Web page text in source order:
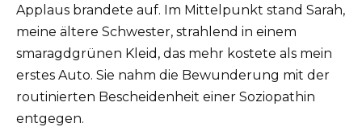
Applaus brandete auf. Im Mittelpunkt stand Sarah,
meine ältere Schwester, strahlend in einem
smaragdgrünen Kleid, das mehr kostete als mein
erstes Auto. Sie nahm die Bewunderung mit der
routinierten Bescheidenheit einer Soziopathin
entgegen.